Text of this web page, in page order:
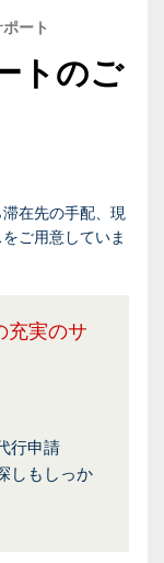
ート
トのご
在先の手配、現
ご用意していま
充実のサ
行申請
しもしっか